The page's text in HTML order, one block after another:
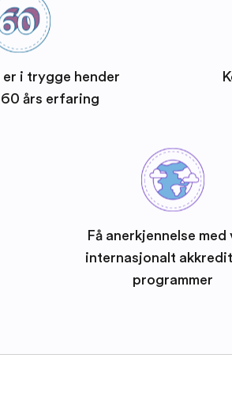
er i trygge hender
60 års erfaring
Få anerkjennelse med
internasjonalt
programmer